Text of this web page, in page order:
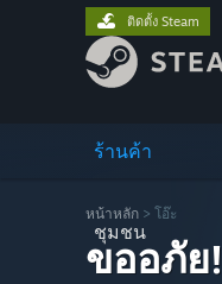
ร้านค้า
ชุมชน
ติดตั้ง Steam
หน้าหลัก > โอ๊ะ
ขออภัย!